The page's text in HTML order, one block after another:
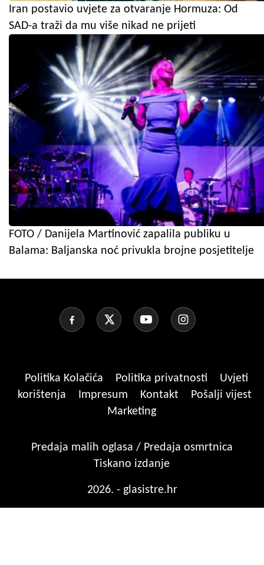
Iran postavio uvjete za otvaranje Hormuza: Od
SAD-a traži da mu više nikad ne prijeti
FOTO / Danijela Martinović zapalila publiku u
Balama: Baljanska noć privukla brojne posjetitelje
Politika Kolačića Politika privatnosti
Uvjeti
korištenja
Impresum Kontakt
Pošalji vijest
Marketing
Predaja malih oglasa / Predaja osmrtnica
Tiskano izdanje
2026. - glasistre.hr